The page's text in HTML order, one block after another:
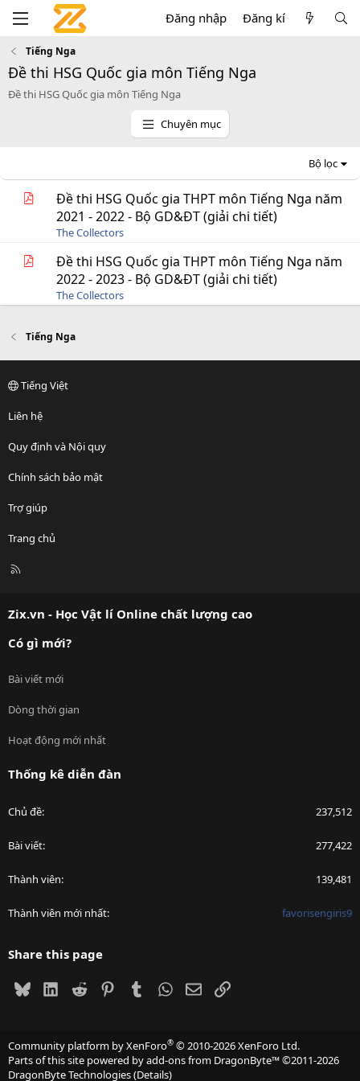
Đăng nhập Đăng kí
Tiếng Nga
Đề thi HSG Quốc gia môn Tiếng Nga
Đề thi HSG Quốc gia môn Tiếng Nga
Chuyên mục
Bộ lọc
Đề thi HSG Quốc gia THPT môn Tiếng Nga năm
2021 - 2022 - Bộ GD&ĐT (giải chi tiết)
The Collectors
Đề thi HSG Quốc gia THPT môn Tiếng Nga năm
2022 - 2023 - Bộ GD&ĐT (giải chi tiết)
The Collectors
Tiếng Nga
Tiếng Việt
Liên hệ
Quy định và Nội quy
Chính sách bảo mật
Trợ giúp
Trang chủ
R
Zix.vn - Học Vật lí Online chất lượng cao
Có gì mới?
Bài viết mới
Dòng thời gian
Hoạt động mới nhất
Thống kê diễn đàn
Chủ đề 237,512
Bài viết 277,422
Thành viên 139,481
Thành viên mới nhất favorisengiris9
Share this page
BlueskyLinkedIn
Reddit PinterestTumblrWhatsApp
EmailLink
Community platform by XenForo® © 2010-2026 XenForo Ltd.
Parts of this site powered byadd-ons from DragonByte™©2011-2026
DragonByte Technologies(Details)